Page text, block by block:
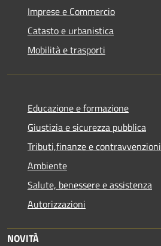
Imprese e Commercio
Catasto e urbanistica
Mobilità e trasporti
Educazione e formazione
Giustizia e sicurezza pubblica
Tributi,finanze e contravvenzioni
Ambiente
Salute, benessere e assistenza
Autorizzazioni
NOVITÀ